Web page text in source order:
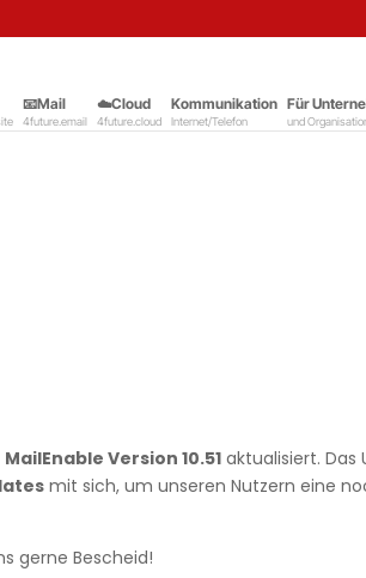
📧Mail–
4future.email
☁️Cloud–
4future.cloud
Kommunikation–
Internet/Telefon
Für
und
MailEnable Version 10.51 aktualisiert. Das
mit sich, um unseren Nutzern eine
gerne Bescheid!